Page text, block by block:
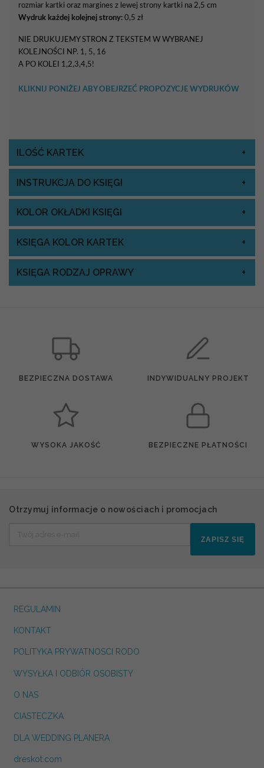
rozmiar kartki oraz margines z lewej strony kartki na 2,5 cm
Wydruk każdej kolejnej strony: 0,5 zł
NIE DRUKUJEMY STRON Z TEKSTEM W WYBRANEJ
KOLEJNOŚCI NP. 1, 5, 16
A PO KOLEI 1,2,3,4,5!
KLIKNIJ PONIŻEJ ABY OBEJRZEĆ PROPOZYCJE WYDRUKÓW
ILOŚĆ KARTEK
INSTRUKCJA DO KSIĘGI
KOLOR OKŁADKI KSIĘGI
KSIĘGA KOLOR KARTEK
KSIĘGA RODZAJ OPRAWY
BEZPIECZNA DOSTAWA INDYWIDUALNY PROJEKT
WYSOKA JAKOŚĆ BEZPIECZNE PŁATNOŚCI
Otrzymuj informacje o nowościach i promocjach
ZAPISZ SIĘ
REGULAMIN
KONTAKT
POLITYKA PRYWATNOSCI RODO
WYSYŁKA I ODBIÓR OSOBISTY
O NAS
CIASTECZKA
DLA WEDDING PLANERA
dreskot.com